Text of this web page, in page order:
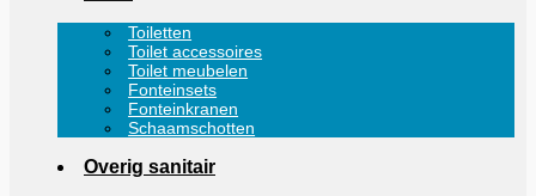
Toiletten
Toilet accessoires
Toilet meubelen
Fonteinsets
Fonteinkranen
Schaamschotten
Overig sanitair